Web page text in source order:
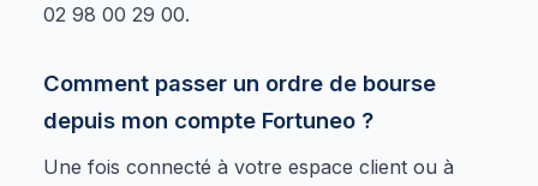
02 98 00 29 00.
Comment passer un ordre de bourse
depuis mon compte Fortuneo ?
Une fois connecté à votre espace client ou à